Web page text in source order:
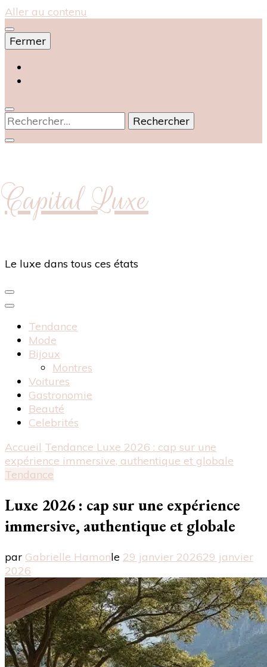
Aller au contenu
Fermer
Rechercher :
Capital Luxe
Le luxe dans tous ces états
Tendance
Mode
Bijoux
Montres
Voitures
Gastronomie
Beauté
Celebrités
Accueil Tendance Luxe 2026 : cap sur une
expérience immersive, authentique et globale
Tendance
Luxe 2026 : cap sur une expérience
immersive, authentique et globale
par Gabrielle Hamonle 29 janvier 202629 janvier
2026